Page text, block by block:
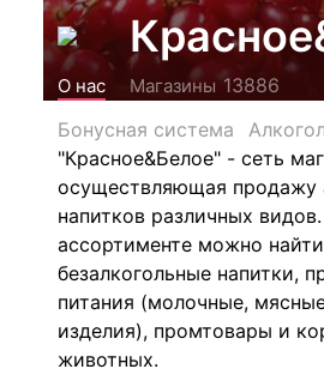
О нас Магазины 13886
Бонусная система
"Красное&Белое" - сеть
осуществляющая продажу
напитков различных видов.
ассортименте можно найти
безалкогольные напитки,
питания (молочные,
изделия), промтовары и
животных.